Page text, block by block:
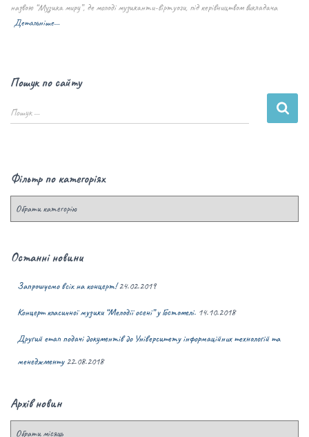
назвою “Музика миру”, де молоді музиканти-віртуози, під керівництвом викладача
Детальніше…
Пошук по сайту
Пошук …
Фільтр по категоріях
Останні новини
Запрошуємо всіх на концерт! 24.02.2019
Концерт класичної музики “Мелодії осені” у Гостомелі. 14.10.2018
Другий етап подачі документів до Університету інформаційних технологій та
менеджменту 22.08.2018
Архів новин